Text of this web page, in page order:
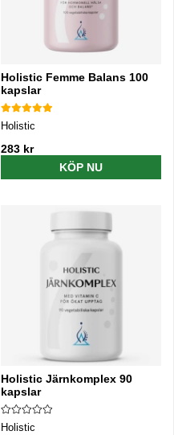
Holistic Femme Balans 100
kapslar
Holistic
283 kr
KÖP NU
Holistic Järnkomplex 90
kapslar
Holistic